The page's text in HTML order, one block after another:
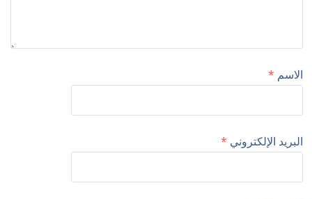
الاسم *
البريد الإلكتروني *